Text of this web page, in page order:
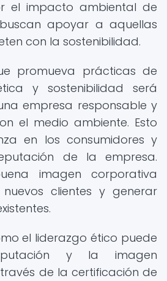
el impacto ambiental de
apoyar a aquellas
con la sostenibilidad.
promueva prácticas de
y sostenibilidad será
empresa responsable y
el medio ambiente. Esto
en los consumidores y
de la empresa.
imagen corporativa
clientes y generar
el liderazgo ético puede
y la imagen
de la certificación de